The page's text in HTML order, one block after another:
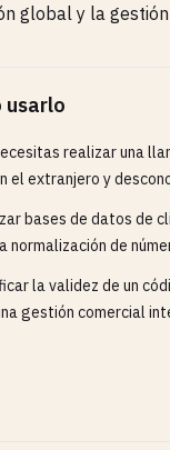
global y la
usarlo
realizar una
el extranjero y
bases de datos de
normalización de
la validez de un
gestión comercial